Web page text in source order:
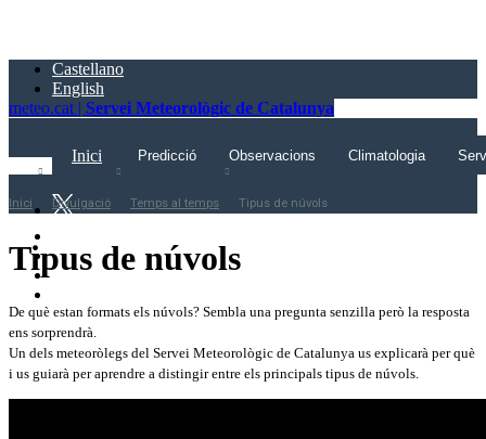
contingut
principalCastellano
English
meteo.cat | Servei Meteorològic de Catalunya
Inici Predicció Observacions Climatologia
Inici Divulgació Temps al temps Tipus de núvols
Tipus de núvols
De què estan formats els núvols? Sembla una pregunta senzilla però la resposta
ens sorprendrà.
Un dels meteoròlegs del Servei Meteorològic de Catalunya us explicarà per què
i us guiarà per aprendre a distingir entre els principals tipus de núvols.